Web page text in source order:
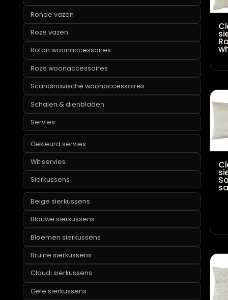
Design vazen
Glazen vazen
Gouden vazen
Groene vazen
Grote vazen
Hoge vazen
Ronde vazen
Roze vazen
Rotan woonaccessoires
Roze woonaccessoires
Scandinavische woonaccessoires
Schalen & dienbladen
Servies
Gekleurd servies
Wit servies